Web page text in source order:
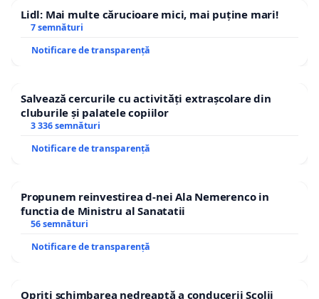
Lidl: Mai multe cărucioare mici, mai puține mari!
7 semnături
Notificare de transparență
Salvează cercurile cu activități extrașcolare din
cluburile și palatele copiilor
3 336 semnături
Notificare de transparență
Propunem reinvestirea d-nei Ala Nemerenco in
functia de Ministru al Sanatatii
56 semnături
Notificare de transparență
Opriți schimbarea nedreaptă a conducerii Școlii